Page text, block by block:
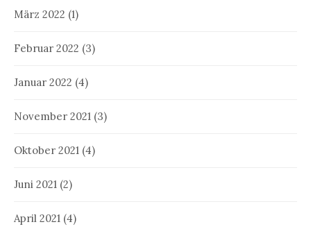
März 2022 (1)
Februar 2022 (3)
Januar 2022 (4)
November 2021 (3)
Oktober 2021 (4)
Juni 2021 (2)
April 2021 (4)